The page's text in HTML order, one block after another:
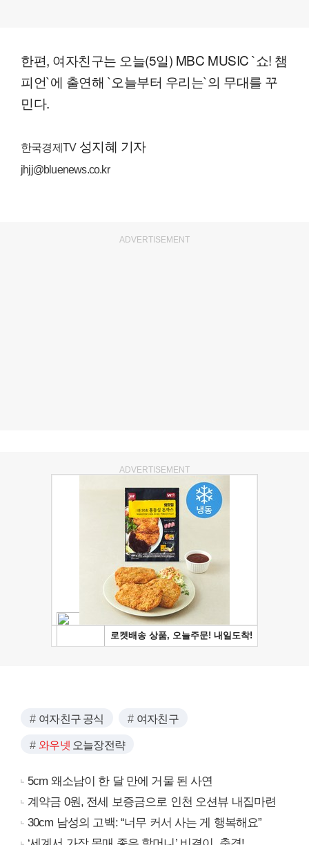
한편, 여자친구는 오늘(5일) MBC MUSIC `쇼! 챔
피언`에 출연해 `오늘부터 우리는`의 무대를 꾸
민다.
한국경제TV성지혜 기자
jhjj@bluenews.co.kr
ADVERTISEMENT
ADVERTISEMENT
여자친구 공식 여자친구
와우넷 오늘장전략
5cm 왜소남이 한 달 만에 거물 된 사연
계약금 0원, 전세 보증금으로 인천 오션뷰 내집마련
30cm 남성의 고백: “너무 커서 사는 게 행복해요”